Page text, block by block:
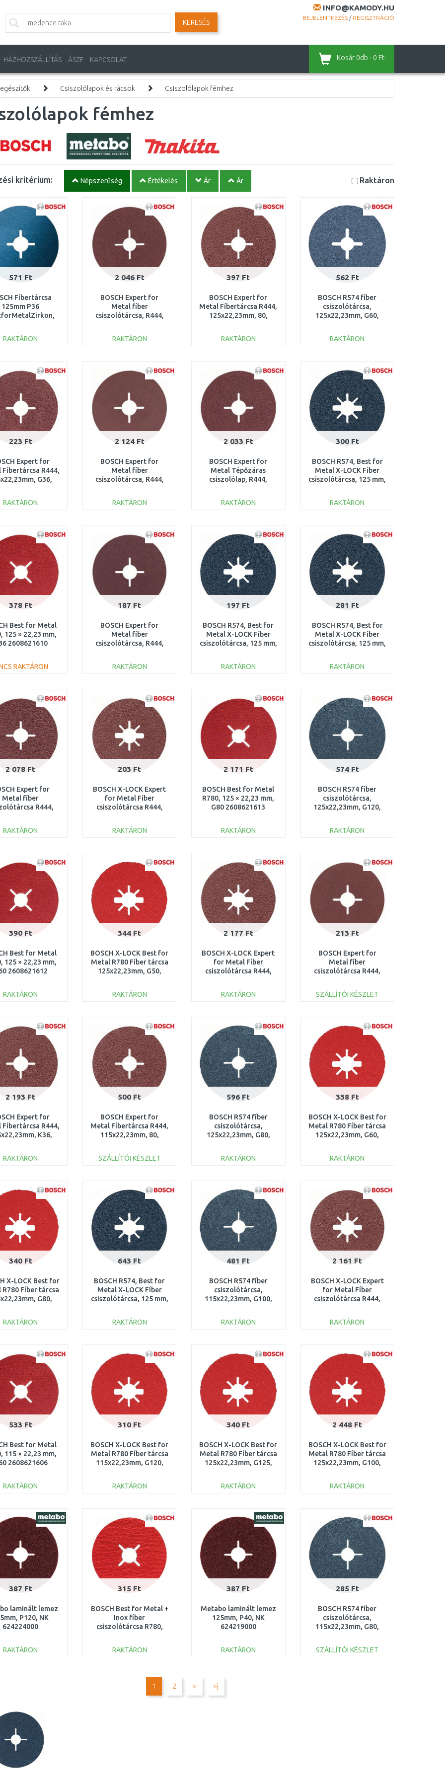
INFO@KAMODY.HU
BEJELENTKEZÉS / REGISZTRÁCIÓ
KERESÉS
HÁZHOZSZÁLLÍTÁS ÁSZF KAPCSOLAT Kosár 0db - 0 Ft
Csiszolólapok és rácsok Csiszolólapok fémhez
fémhez
kritérium: Népszerűség Értékelés Ár Ár Raktáron
571 Ft
Fíbertárcsa
125mm P36
RAKTÁRON
Összehasonlítás
2 046 Ft
BOSCH Expert for
Metal fíber
csiszolótárcsa, R444,
2608605476
RAKTÁRON
Összehasonlítás
397 Ft
BOSCH Expert for
Metal Fíbertárcsa R444,
125x22,23mm, 80,
RAKTÁRON
Összehasonlítás
562 Ft
BOSCH R574 fíber
csiszolótárcsa,
125x22,23mm, G60,
RAKTÁRON
Összehasonlítás
223 Ft
Expert for
Fíbertárcsa R444,
G36,
RAKTÁRON
Összehasonlítás
2 124 Ft
BOSCH Expert for
Metal fíber
csiszolótárcsa, R444,
2608605479
RAKTÁRON
Összehasonlítás
2 033 Ft
BOSCH Expert for
Metal Tépőzáras
csiszolólap, R444,
2608605466
RAKTÁRON
Összehasonlítás
300 Ft
BOSCH R574, Best for
Metal X-LOCK Fíber
csiszolótárcsa, 125 mm,
RAKTÁRON
Összehasonlítás
378 Ft
Best for Metal
125 × 22,23 mm,
2608621610
RAKTÁRON
Összehasonlítás
187 Ft
BOSCH Expert for
Metal fíber
csiszolótárcsa, R444,
2608605468
RAKTÁRON
Összehasonlítás
197 Ft
BOSCH R574, Best for
Metal X-LOCK Fíber
csiszolótárcsa, 125 mm,
RAKTÁRON
Összehasonlítás
281 Ft
BOSCH R574, Best for
Metal X-LOCK Fíber
csiszolótárcsa, 125 mm,
RAKTÁRON
Összehasonlítás
2 078 Ft
Expert for
Metal fíber
R444,
2608605464
RAKTÁRON
Összehasonlítás
203 Ft
BOSCH X-LOCK Expert
for Metal Fíber
csiszolótárcsa R444,
2608619173
RAKTÁRON
Összehasonlítás
2 171 Ft
BOSCH Best for Metal
R780, 125 × 22,23 mm,
G80 2608621613
RAKTÁRON
Összehasonlítás
574 Ft
BOSCH R574 fíber
csiszolótárcsa,
125x22,23mm, G120,
RAKTÁRON
Összehasonlítás
390 Ft
Best for Metal
125 × 22,23 mm,
2608621612
RAKTÁRON
Összehasonlítás
344 Ft
BOSCH X-LOCK Best for
Metal R780 Fíber tárcsa
125x22,23mm, G50,
RAKTÁRON
Összehasonlítás
2 177 Ft
BOSCH X-LOCK Expert
for Metal Fíber
csiszolótárcsa R444,
2608619176
RAKTÁRON
Összehasonlítás
213 Ft
BOSCH Expert for
Metal fíber
csiszolótárcsa R444,
2608605469
SZÁLLÍTÓI KÉSZLET
Összehasonlítás
2 193 Ft
Expert for
Fíbertárcsa R444,
K36,
RAKTÁRON
Összehasonlítás
500 Ft
BOSCH Expert for
Metal Fíbertárcsa R444,
115x22,23mm, 80,
SZÁLLÍTÓI KÉSZLET
Összehasonlítás
596 Ft
BOSCH R574 fíber
csiszolótárcsa,
125x22,23mm, G80,
RAKTÁRON
Összehasonlítás
338 Ft
BOSCH X-LOCK Best for
Metal R780 Fíber tárcsa
125x22,23mm, G60,
RAKTÁRON
Összehasonlítás
340 Ft
X-LOCK Best for
R780 Fíber tárcsa
G80,
RAKTÁRON
Összehasonlítás
643 Ft
BOSCH R574, Best for
Metal X-LOCK Fíber
csiszolótárcsa, 125 mm,
RAKTÁRON
Összehasonlítás
481 Ft
BOSCH R574 fíber
csiszolótárcsa,
115x22,23mm, G100,
RAKTÁRON
Összehasonlítás
2 161 Ft
BOSCH X-LOCK Expert
for Metal Fíber
csiszolótárcsa R444,
2608619175
RAKTÁRON
Összehasonlítás
533 Ft
Best for Metal
115 × 22,23 mm,
2608621606
RAKTÁRON
Összehasonlítás
310 Ft
BOSCH X-LOCK Best for
Metal R780 Fíber tárcsa
115x22,23mm, G120,
RAKTÁRON
Összehasonlítás
340 Ft
BOSCH X-LOCK Best for
Metal R780 Fíber tárcsa
125x22,23mm, G125,
RAKTÁRON
Összehasonlítás
2 448 Ft
BOSCH X-LOCK Best for
Metal R780 Fíber tárcsa
125x22,23mm, G100,
RAKTÁRON
Összehasonlítás
387 Ft
laminált lemez
P120, NK
624224000
RAKTÁRON
315 Ft
BOSCH Best for Metal +
Inox fíber
csiszolótárcsa R780,
2608621611
RAKTÁRON
387 Ft
Metabo laminált lemez
125mm, P40, NK
624219000
RAKTÁRON
Összehasonlítás
285 Ft
BOSCH R574 fíber
csiszolótárcsa,
115x22,23mm, G80,
SZÁLLÍTÓI KÉSZLET
1 2 > >|